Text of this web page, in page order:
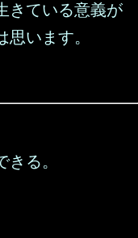
きている意義が
います。
る。